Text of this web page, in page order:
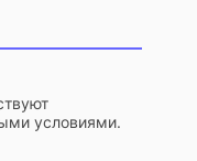
условиями.